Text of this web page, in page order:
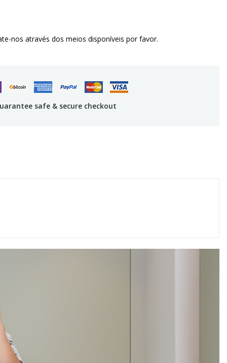
nos através dos meios disponíveis por favor.
safe & secure checkout